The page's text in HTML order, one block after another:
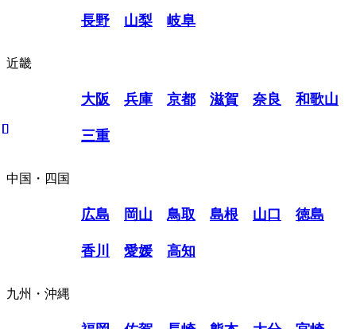
長野 山梨 岐阜
近畿
大阪 兵庫 京都 滋賀 奈良 和歌山
三重
中国・四国
広島 岡山 鳥取 島根 山口 徳島
香川 愛媛 高知
九州・沖縄